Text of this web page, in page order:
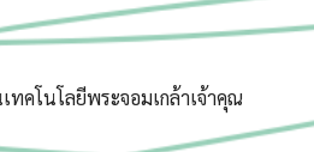
คโนโลยีพระจอมเกล้าเจ้าคุณ